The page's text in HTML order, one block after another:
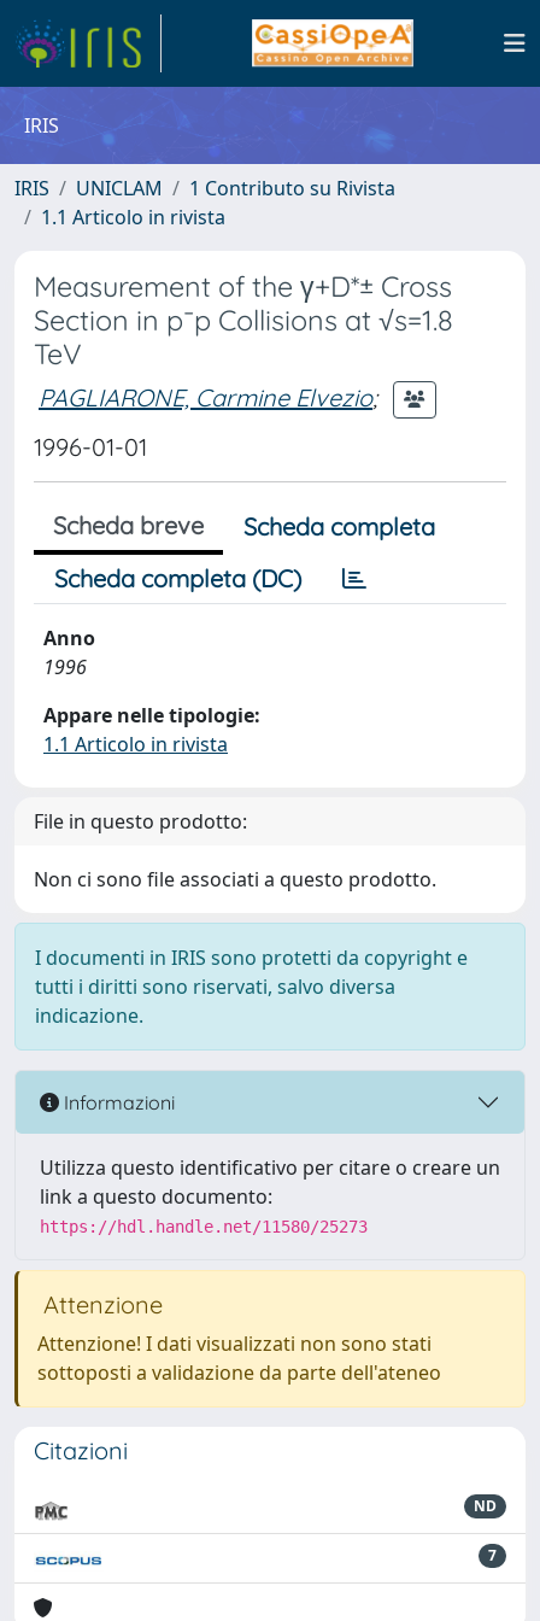
IRIS
IRIS UNICLAM
1 Contributo su Rivista
1.1 Articolo in rivista
Measurement of the γ+D*± Cross
Section in p¯p Collisions at √s=1.8
TeV
PAGLIARONE, Carmine Elvezio;
1996-01-01
Scheda breve
Scheda completa
Scheda completa (DC)
Anno
1996
Appare nelle tipologie:
1.1 Articolo in rivista
File in questo prodotto:
Non ci sono file associati a questo prodotto.
I documenti in IRIS sono protetti da copyright e
tutti i diritti sono riservati, salvo diversa
indicazione.
Informazioni
Utilizza questo identificativo per citare o creare un
link a questo documento:
https://hdl.handle.net/11580/25273
Attenzione
Attenzione! I dati visualizzati non sono stati
sottoposti a validazione da parte dell'ateneo
Citazioni
ND
7